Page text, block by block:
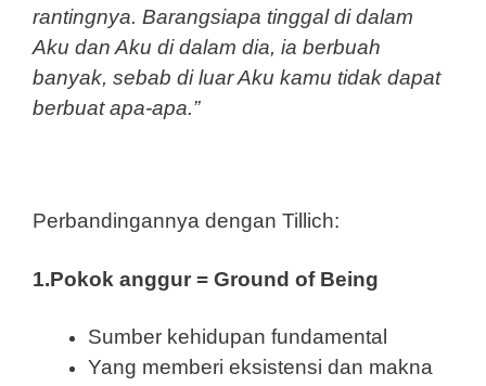
rantingnya. Barangsiapa tinggal di dalam
Aku dan Aku di dalam dia, ia berbuah
banyak, sebab di luar Aku kamu tidak dapat
berbuat apa-apa.”
Perbandingannya dengan Tillich:
1.Pokok anggur = Ground of Being
Sumber kehidupan fundamental
Yang memberi eksistensi dan makna